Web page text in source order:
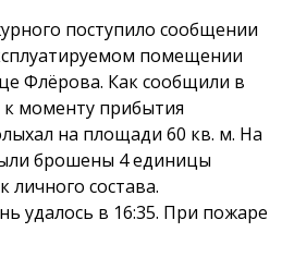
поступило сообщении
помещении
Флёрова. Как сообщили в
моменту прибытия
на площади 60 кв. м. На
брошены 4 единицы
личного состава.
удалось в 16:35. При пожаре